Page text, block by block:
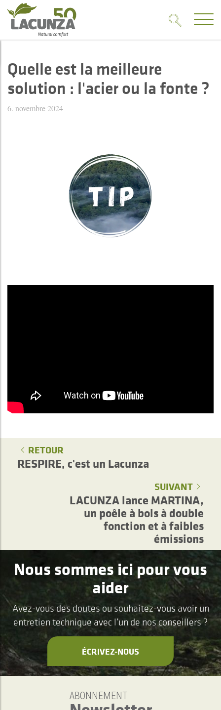
Quelle est la meilleure
solution : l'acier ou la fonte ?
6. novembre 2024
RETOUR
RESPIRE, c'est un Lacunza
LACUNZA lance MARTINA,
un poêle à bois à double
fonction et à faibles
émissions
SUIVANT
Nous sommes ici pour vous
aider
Avez-vous des doutes ou souhaitez-vous avoir un
entretien technique avec l’un de nos conseillers ?
ÉCRIVEZ-NOUS
ABONNEMENT